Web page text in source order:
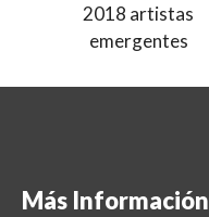
Más Información